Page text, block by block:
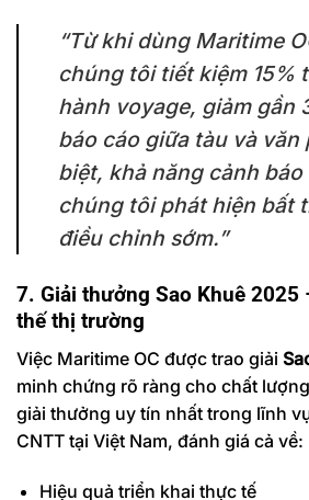
“Từ khi dùng Maritime
chúng tôi tiết kiệm 15%
hành voyage, giảm gần
báo cáo giữa tàu và
biệt, khả năng cảnh
chúng tôi phát hiện bất
điều chỉnh sớm.”
7. Giải thưởng Sao Khuê 2025
thế thị trường
Việc Maritime OC được trao giải
minh chứng rõ ràng cho chất
giải thưởng uy tín nhất trong lĩnh
CNTT tại Việt Nam, đánh giá cả về:
Hiệu quả triển khai thực tế